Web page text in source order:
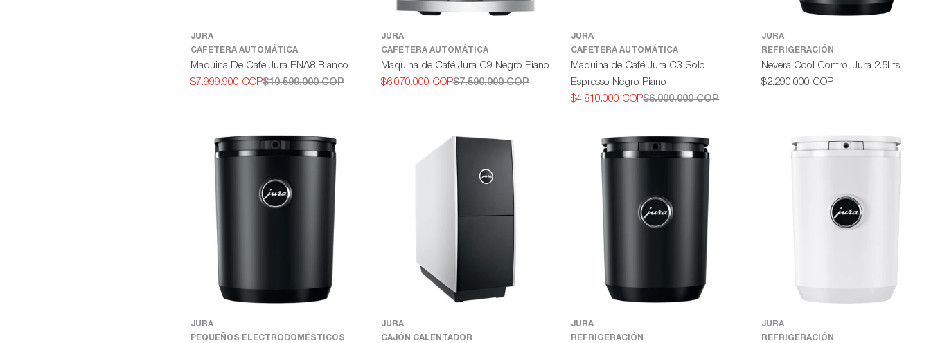
JURA
CAFETERA AUTOMÁTICA
Maquina De Cafe Jura ENA8 Blanco
Precio
$7.999.900 COP
Precio
$10.599.000 COP
JURA
CAFETERA AUTOMÁTICA
Maquina de Café Jura C9 Negro Piano
Precio
$6.070.000 COP
Precio
$7.590.000 COP
JURA
CAFETERA AUTOMÁTICA
Maquina de Café Jura C3 Solo
Espresso Negro Piano
Precio
$4.810.000 COP
Precio
$6.000.000 COP
JURA
REFRIGERACIÓN
Nevera Cool Control Jura 2.5Lts
Precio
$2.290.000 COP
JURA
PEQUEÑOS ELECTRODOMÉSTICOS
JURA
CAJÓN CALENTADOR
JURA
REFRIGERACIÓN
JURA
REFRIGERACIÓN